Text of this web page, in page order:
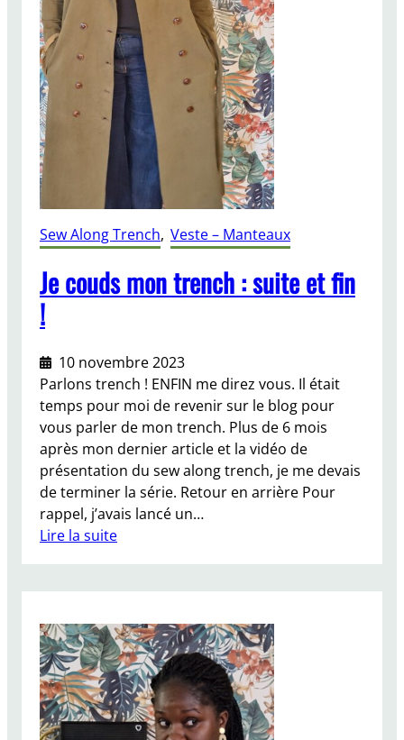
r
I
k
o
r
e
)
u
u
n
t
e
h
!
Sew Along Trench, Veste – Manteaux
Je couds mon trench : suite et fin
!
10 novembre 2023
Parlons trench ! ENFIN me direz vous. Il était
temps pour moi de revenir sur le blog pour
vous parler de mon trench. Plus de 6 mois
après mon dernier article et la vidéo de
présentation du sew along trench, je me devais
de terminer la série. Retour en arrière Pour
rappel, j’avais lancé un…
Lire la suite
c
o
u
d
s
m